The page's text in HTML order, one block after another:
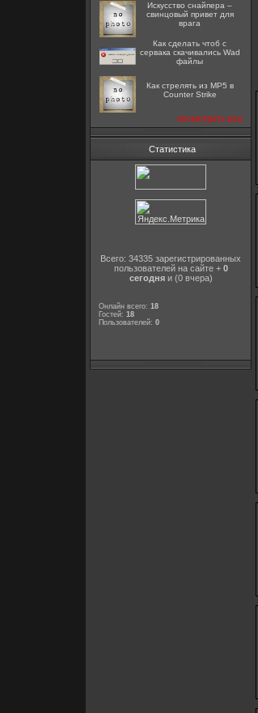
Искусство снайпера –
свинцовый привет для
врага
Как сделать чтоб с
сервака скачивались Wad
файлы
Как стрелять из MP5 в
Counter Strike
посмотреть все
Статистика
Всего: 34335 зарегистрированных
пользователей на сайте + 0
сегодняи (0 вчера)
Онлайн всего: 18
Гостей: 18
Пользователей: 0